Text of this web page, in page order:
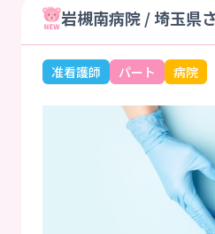
岩槻南病院 / 埼玉県
准看護師 パート 病院